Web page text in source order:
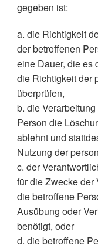
gegeben ist:
a. die Richtigkeit
der betroffenen
eine Dauer, die es
die Richtigkeit der
überprüfen,
b. die
Person die
ablehnt und
Nutzung der
c. der
für die Zwecke der
die betroffene
Ausübung oder
benötigt, oder
d. die betroffene